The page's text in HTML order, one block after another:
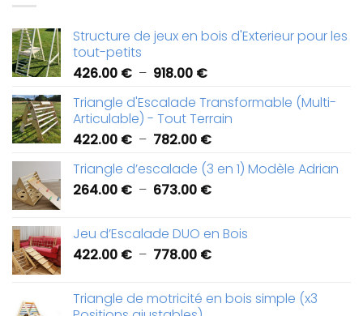
Structure de jeux en bois d'Exterieur pour les
tout-petits
426.00 € – 918.00 €Plage
prix :
426.00 €
à
918.00 €
Triangle d'Escalade Transformable (Multi-
Articulable) - Tout Terrain
422.00 € – 782.00 €Plage
prix :
422.00 €
782.00 €
Triangle d’escalade (3 en 1) Modèle Adrian
264.00 € – 673.00 €Plage
264.00 €
à
Jeu d’Escalade DUO en Bois
422.00 € – 778.00 €Plage
422.00 €
Triangle de motricité en bois simple (x3